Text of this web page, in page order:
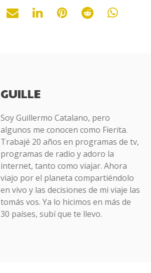
GUILLE
Soy Guillermo Catalano, pero
algunos me conocen como Fierita.
Trabajé 20 años en programas de tv,
programas de radio y adoro la
internet, tanto como viajar. Ahora
viajo por el planeta compartiéndolo
en vivo y las decisiones de mi viaje las
tomás vos. Ya lo hicimos en más de
30 países, subí que te llevo.